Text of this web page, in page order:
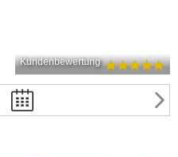
Kundenbewertung